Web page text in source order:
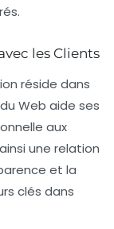
les Clients
réside dans
Web aide ses
aux
une relation
et la
clés dans